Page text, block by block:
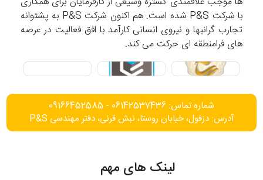
با شرکت P&S شده است. هم اکنون شرکت P&S به پشتوانه
تجارب گرانبها و نیروی انسانی کارآمد با افق فعالیت در عرصه
های فرامنطقه ای حرکت می کند.
شماره تماس: 06142537436 - 09166452585
آدرس: دزفول، خیابان روستا، نبش قرنی، دفتر مهندسی P&S
لینک های مهم